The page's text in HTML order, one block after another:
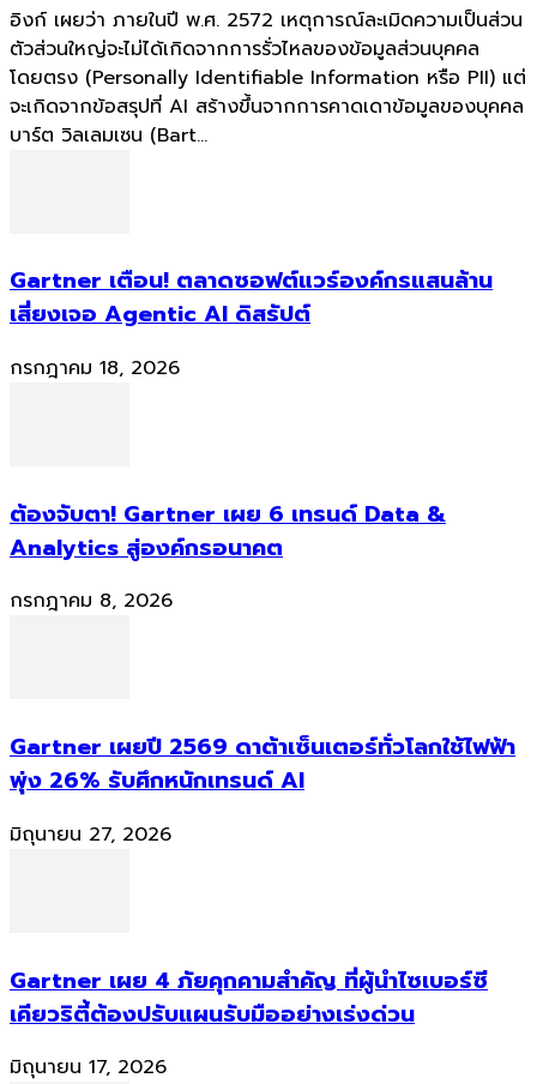
อิงก์ เผยว่า ภายในปี พ.ศ. 2572 เหตุการณ์ละเมิดความเป็นส่วน
ตัวส่วนใหญ่จะไม่ได้เกิดจากการรั่วไหลของข้อมูลส่วนบุคคล
โดยตรง (Personally Identifiable Information หรือ PII) แต่
จะเกิดจากข้อสรุปที่ AI สร้างขึ้นจากการคาดเดาข้อมูลของบุคคล
บาร์ต วิลเลมเซน (Bart...
Gartner เตือน! ตลาดซอฟต์แวร์องค์กรแสนล้าน
เสี่ยงเจอ Agentic AI ดิสรัปต์
กรกฎาคม 18, 2026
ต้องจับตา! Gartner เผย 6 เทรนด์ Data &
Analytics สู่องค์กรอนาคต
กรกฎาคม 8, 2026
Gartner เผยปี 2569 ดาต้าเซ็นเตอร์ทั่วโลกใช้ไฟฟ้า
พุ่ง 26% รับศึกหนักเทรนด์ AI
มิถุนายน 27, 2026
Gartner เผย 4 ภัยคุกคามสำคัญ ที่ผู้นำไซเบอร์ซี
เคียวริตี้ต้องปรับแผนรับมืออย่างเร่งด่วน
มิถุนายน 17, 2026